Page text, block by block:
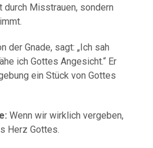
durch Misstrauen, sondern
derGnade, sagt: „Ich sah
ichGottesAngesicht.“ Er
einStückvonGottes
Wennwirwirklichvergeben,
HerzGottes.